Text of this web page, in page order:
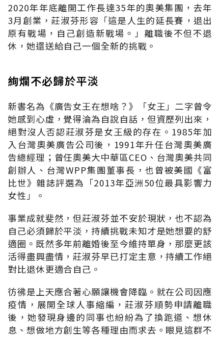
2020年年底離開工作長達35年的奧美集團，去年
3月創業，莊淑芬形容「這是人生的延長賽，退出
原有戰場，自己創造新戰場。」離職後不但不退
休，她還送給自己一個全新的挑戰。
絢爛不必歸於平淡
新書名為《廣告女王在想啥？》「女王」二字曾令
她感到心虛，覺得淪為自說自話，但資歷列出來，
絕對沒人否認莊淑芬是女王級的存在。1985年加
入台灣奧美廣告公司後，1991年升任台灣奧美廣
告總經理；曾任奧美大中華區CEO、台灣奧美共同
創辦人、台灣WPP集團董事長，也曾被美國《富
比世》雜誌評選為「2013年亞洲50位最具影響力
女性」。
事業成就斐然，但莊淑芬並不安於現狀，也不認為
自己必須歸於平淡，持續挑戰未知才是她想要的舒
適圈。既然多年前離婚後至今維持單身，那麼更該
活得盡興盡情，莊淑芬早已打定主意，持續工作絕
對比退休更適合自己。
彷彿是上天應合著心願讓機會降臨。就在公司因應
疫情，展開全球人事縮編，莊淑芬順勢申請離職
後，她發現身邊的同事也紛紛為了換跑道、想休
息、想做地方創生等各種理由而求去。眼見這群不